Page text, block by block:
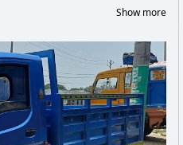
Show more